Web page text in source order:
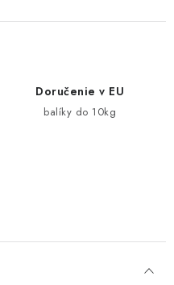
Doručenie v EU
balíky do 10kg